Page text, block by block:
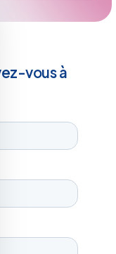
le
vous à